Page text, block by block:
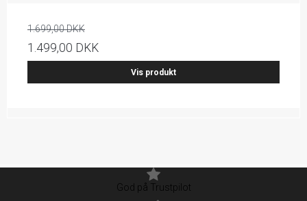
1.699,00 DKK
1.499,00 DKK
Vis produkt
God på Trustpilot